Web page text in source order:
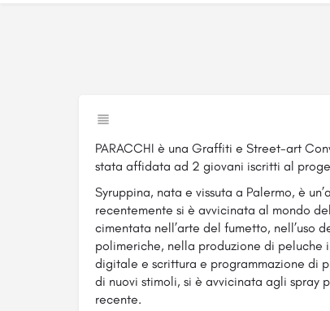
PARACCHI è una Graffiti e Street-art
stata affidata ad 2 giovani iscritti al
Syruppina, nata e vissuta a Palermo, è
recentemente si è avvicinata al mondo
cimentata nell’arte del fumetto, nell’uso
polimeriche, nella produzione di peluche
digitale e scrittura e programmazione di
di nuovi stimoli, si è avvicinata agli spray
recente.